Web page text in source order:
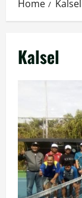
Home Kalsel
Kalsel